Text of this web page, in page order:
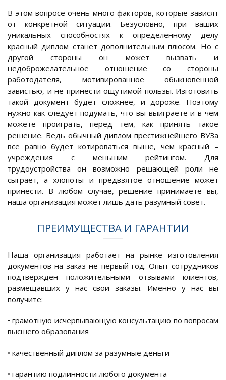
В этом вопросе очень много факторов, которые зависят
от конкретной ситуации. Безусловно, при ваших
уникальных способностях к определенному делу
красный диплом станет дополнительным плюсом. Но с
другой стороны он может вызвать и
недоброжелательное отношение со стороны
работодателя, мотивированное обыкновенной
завистью, и не принести ощутимой пользы. Изготовить
такой документ будет сложнее, и дороже. Поэтому
нужно как следует подумать, что вы выиграете и в чем
можете проиграть, перед тем, как принять такое
решение. Ведь обычный диплом престижнейшего ВУЗа
все равно будет котироваться выше, чем красный –
учреждения с меньшим рейтингом. Для
трудоустройства он возможно решающей роли не
сыграет, а хлопоты и предвзятое отношение может
принести. В любом случае, решение принимаете вы,
наша организация может лишь дать разумный совет.
ПРЕИМУЩЕСТВА И ГАРАНТИИ
Наша организация работает на рынке изготовления
документов на заказ не первый год. Опыт сотрудников
подтвержден положительными отзывами клиентов,
размещавших у нас свои заказы. Именно у нас вы
получите:
• грамотную исчерпывающую консультацию по вопросам
высшего образования
• качественный диплом за разумные деньги
• гарантию подлинности любого документа